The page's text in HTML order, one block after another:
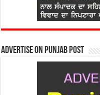
Advertise on Punjab Post